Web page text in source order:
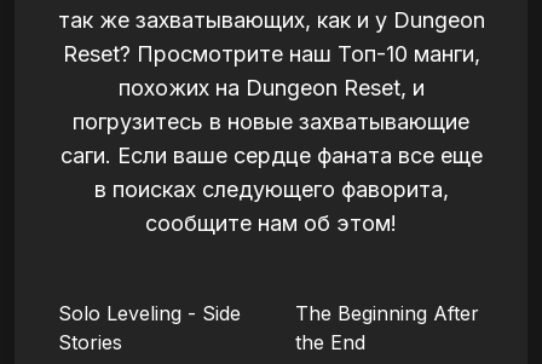
так же захватывающих, как и у Dungeon
Reset? Просмотрите наш Топ-10 манги,
похожих на Dungeon Reset, и
погрузитесь в новые захватывающие
саги. Если ваше сердце фаната все еще
в поисках следующего фаворита,
сообщите нам об этом!
Solo Leveling - Side
Stories
The Beginning After
the End